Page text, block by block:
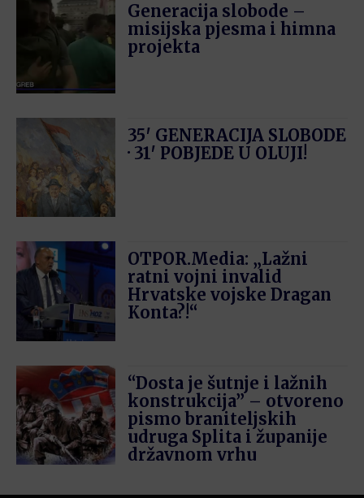
Generacija slobode –
misijska pjesma i himna
projekta
35′ GENERACIJA SLOBODE
· 31′ POBJEDE U OLUJI!
OTPOR.Media: „Lažni
ratni vojni invalid
Hrvatske vojske Dragan
Konta?!“
“Dosta je šutnje i lažnih
konstrukcija” – otvoreno
pismo braniteljskih
udruga Splita i županije
državnom vrhu